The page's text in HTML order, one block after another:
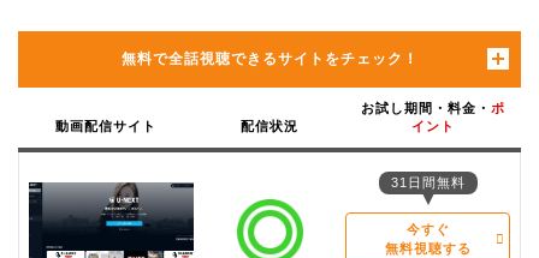
無料で全話視聴できるサイトをチェック！
動画配信サイト 配信状況
お試し期間・料金・ ポ
イント
31日間無料
今すぐ
無料視聴する